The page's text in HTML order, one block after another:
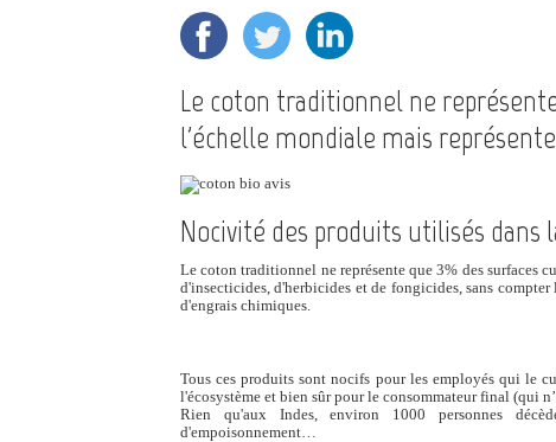
Le coton traditionnel ne
l'échelle mondiale mais
Nocivité des produits utilisés dans
Le coton traditionnel ne représente que 3% des surfaces
d'insecticides, d'herbicides et de fongicides, sans
d'engrais chimiques.
Tous ces produits sont nocifs pour les employés qui le
l'écosystème et bien sûr pour le consommateur final (qui
Rien qu'aux Indes, environ 1000 personnes
d'empoisonnement…